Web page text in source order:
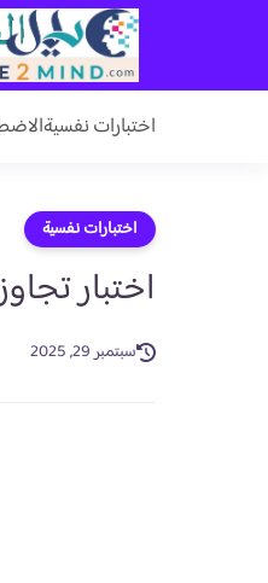
اختبارات نفسية
اختبارات نفسية
اختبار
سبتمبر 29, 2025